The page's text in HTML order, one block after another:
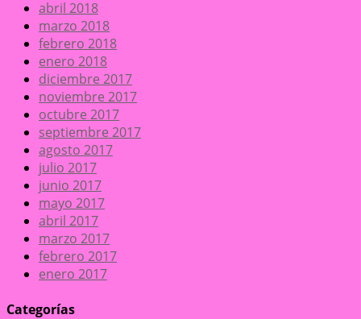
abril 2018
marzo 2018
febrero 2018
enero 2018
diciembre 2017
noviembre 2017
octubre 2017
septiembre 2017
agosto 2017
julio 2017
junio 2017
mayo 2017
abril 2017
marzo 2017
febrero 2017
enero 2017
Categorías